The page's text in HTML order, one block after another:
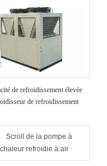
de refroidissement élevée
de refroidissement